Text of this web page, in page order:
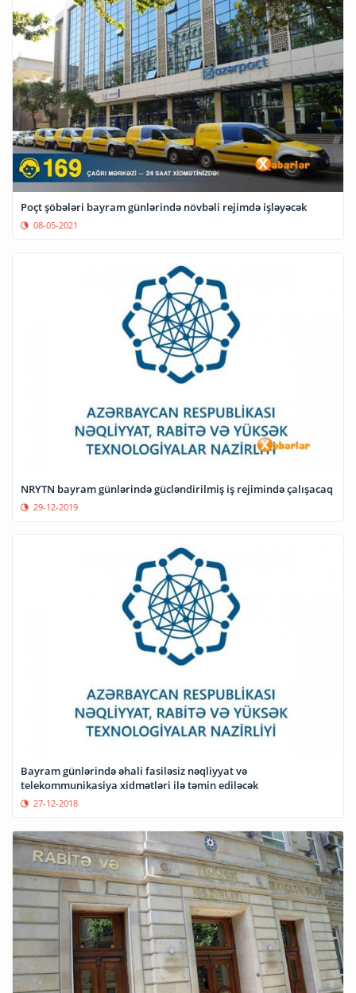
Poçt şöbələri bayram günlərində növbəli rejimdə işləyəcək
08-05-2021
NRYTN bayram günlərində gücləndirilmiş iş rejimində çalışacaq
29-12-2019
Bayram günlərində əhali fasiləsiz nəqliyyat və
telekommunikasiya xidmətləri ilə təmin ediləcək
27-12-2018